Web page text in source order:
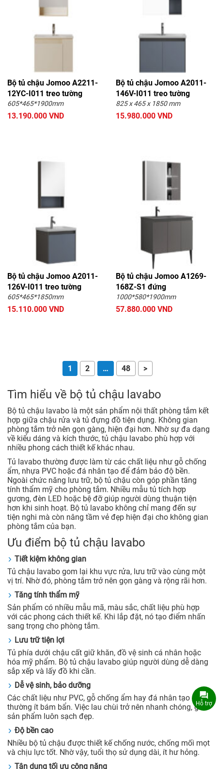
Bộ tủ chậu Jomoo A2211-
12YC-I011 treo tường
605*465*1900mm
13.190.000 VND
Bộ tủ chậu Jomoo A2011-
146V-I011 treo tường
825 x 465 x 1850 mm
15.980.000 VND
Bộ tủ chậu Jomoo A2011-
126V-I011 treo tường
605*465*1850mm
15.110.000 VND
Bộ tủ chậu Jomoo A1269-
168Z-S1 đứng
1000*580*1900mm
57.880.000 VND
1 2 … 48 >
Tìm hiểu về bộ tủ chậu lavabo
Bộ tủ chậu lavabo là một sản phẩm nội thất phòng tắm kết
hợp giữa chậu rửa và tủ đựng đồ tiện dụng. Không gian
phòng tắm trở nên gọn gàng, hiện đại hơn. Nhờ sự đa dạng
về kiểu dáng và kích thước, tủ chậu lavabo phù hợp với
nhiều phong cách thiết kế khác nhau.
Tủ lavabo thường được làm từ các chất liệu như gỗ chống
ẩm, nhựa PVC hoặc đá nhân tạo để đảm bảo độ bền.
Ngoài chức năng lưu trữ, bộ tủ chậu còn góp phần tăng
tính thẩm mỹ cho phòng tắm. Nhiều mẫu tủ tích hợp
gương, đèn LED hoặc bệ đỡ giúp người dùng thuận tiện
hơn khi sinh hoạt. Bộ tủ lavabo không chỉ mang đến sự
tiện nghi mà còn nâng tầm vẻ đẹp hiện đại cho không gian
phòng tắm của bạn.
Ưu điểm bộ tủ chậu lavabo
Tiết kiệm không gian
Tủ chậu lavabo gom lại khu vực rửa, lưu trữ vào cùng một
vị trí. Nhờ đó, phòng tắm trở nên gọn gàng và rộng rãi hơn.
Tăng tính thẩm mỹ
Sản phẩm có nhiều mẫu mã, màu sắc, chất liệu phù hợp
với các phong cách thiết kế. Khi lắp đặt, nó tạo điểm nhấn
sang trọng cho phòng tắm.
Lưu trữ tiện lợi
Tủ phía dưới chậu cất giữ khăn, đồ vệ sinh cá nhân hoặc
hóa mỹ phẩm. Bộ tủ chậu lavabo giúp người dùng dễ dàng
sắp xếp và lấy đồ khi cần.
Dễ vệ sinh, bảo dưỡng
Các chất liệu như PVC, gỗ chống ẩm hay đá nhân tạo
thường ít bám bẩn. Việc lau chùi trở nên nhanh chóng, giữ
sản phẩm luôn sạch đẹp.
Độ bền cao
Nhiều bộ tủ chậu được thiết kế chống nước, chống mối mọt
và chịu lực tốt. Nhờ vậy, tuổi thọ sử dụng dài, ít hư hỏng.
Tận dụng tối ưu công năng
Hỗ trợ